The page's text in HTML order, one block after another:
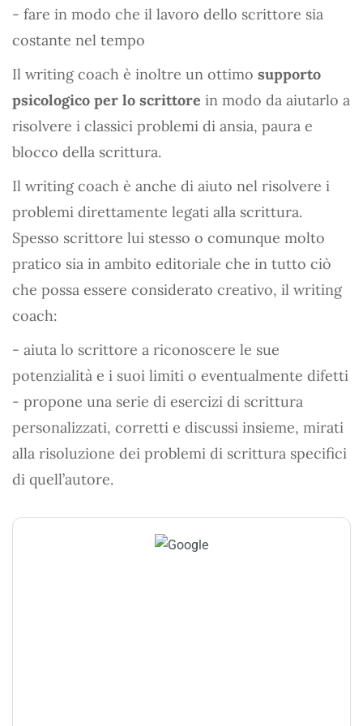
- fare in modo che il lavoro dello scrittore sia
costante nel tempo
Il writing coach è inoltre un ottimo supporto
psicologico per lo scrittore in modo da aiutarlo a
risolvere i classici problemi di ansia, paura e
blocco della scrittura.
Il writing coach è anche di aiuto nel risolvere i
problemi direttamente legati alla scrittura.
Spesso scrittore lui stesso o comunque molto
pratico sia in ambito editoriale che in tutto ciò
che possa essere considerato creativo, il writing
coach:
- aiuta lo scrittore a riconoscere le sue
potenzialità e i suoi limiti o eventualmente difetti
- propone una serie di esercizi di scrittura
personalizzati, corretti e discussi insieme, mirati
alla risoluzione dei problemi di scrittura specifici
di quell’autore.